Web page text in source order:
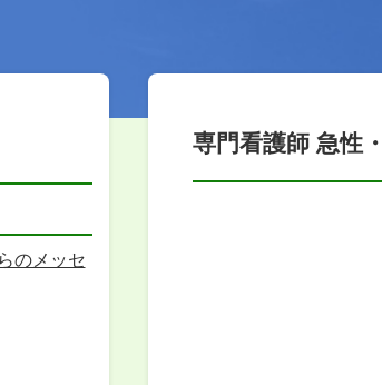
専門看護師 急性
のメッセ